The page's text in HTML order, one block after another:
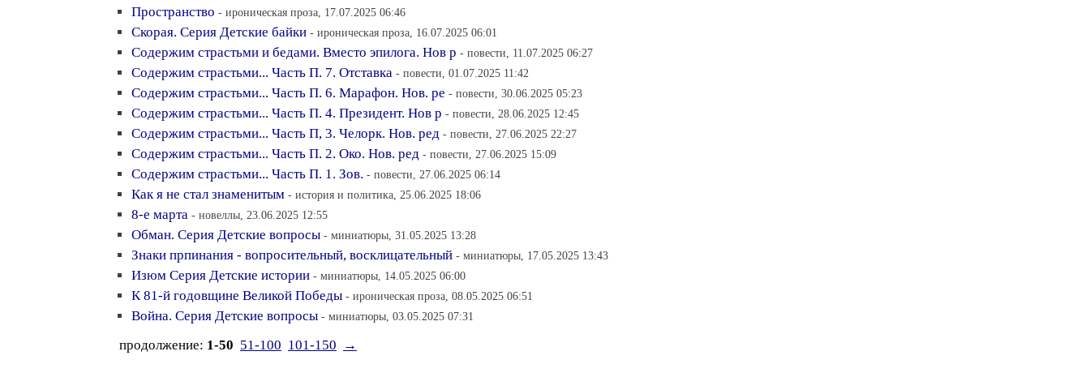
Пространство - ироническая проза, 17.07.2025 06:46
Скорая. Серия Детские байки - ироническая проза, 16.07.2025 06:01
Содержим страстьми и бедами. Вместо эпилога. Нов р - повести, 11.07.2025 06:27
Содержим страстьми... Часть П. 7. Отставка - повести, 01.07.2025 11:42
Содержим страстьми... Часть П. 6. Марафон. Нов. ре - повести, 30.06.2025 05:23
Содержим страстьми... Часть П. 4. Президент. Нов р - повести, 28.06.2025 12:45
Содержим страстьми... Часть П, 3. Челорк. Нов. ред - повести, 27.06.2025 22:27
Содержим страстьми... Часть П. 2. Око. Нов. ред - повести, 27.06.2025 15:09
Содержим страстьми... Часть П. 1. Зов. - повести, 27.06.2025 06:14
Как я не стал знаменитым - история и политика, 25.06.2025 18:06
8-е марта - новеллы, 23.06.2025 12:55
Обман. Серия Детские вопросы - миниатюры, 31.05.2025 13:28
Знаки прпинания - вопросительный, восклицательный - миниатюры, 17.05.2025 13:43
Изюм Серия Детские истории - миниатюры, 14.05.2025 06:00
К 81-й годовщине Великой Победы - ироническая проза, 08.05.2025 06:51
Война. Серия Детские вопросы - миниатюры, 03.05.2025 07:31
продолжение: 1-50 51-100 101-150 →